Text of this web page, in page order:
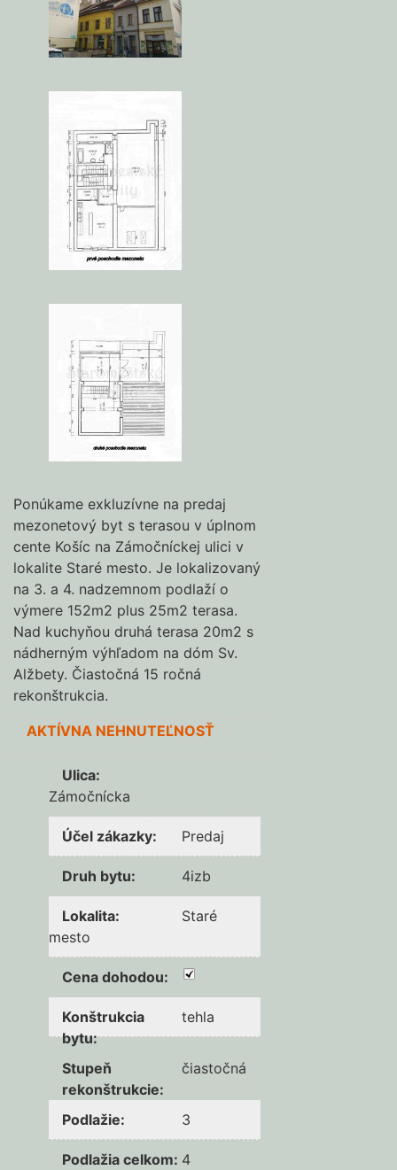
Ponúkame exkluzívne na predaj
mezonetový byt s terasou v úplnom
cente Košíc na Zámočníckej ulici v
lokalite Staré mesto. Je lokalizovaný
na 3. a 4. nadzemnom podlaží o
výmere 152m2 plus 25m2 terasa.
Nad kuchyňou druhá terasa 20m2 s
nádherným výhľadom na dóm Sv.
Alžbety. Čiastočná 15 ročná
rekonštrukcia.
AKTÍVNA NEHNUTEĽNOSŤ
Ulica:
Zámočnícka
Účel zákazky: Predaj
Druh bytu: 4izb
Lokalita:
Staré
mesto
Cena dohodou:
Konštrukcia
bytu:
tehla
Stupeň
rekonštrukcie:
čiastočná
Podlažie: 3
Podlažia celkom: 4